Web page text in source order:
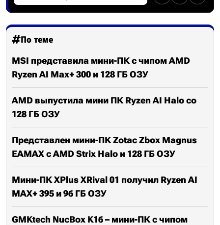
По теме
MSI представила мини-ПК с чипом AMD
Ryzen AI Max+ 300 и 128 ГБ ОЗУ
AMD выпустила мини ПК Ryzen AI Halo со
128 ГБ ОЗУ
Представлен мини-ПК Zotac Zbox Magnus
EAMAX с AMD Strix Halo и 128 ГБ ОЗУ
Мини-ПК XPlus XRival 01 получил Ryzen AI
MAX+ 395 и 96 ГБ ОЗУ
GMKtech NucBox K16 – мини-ПК с чипом